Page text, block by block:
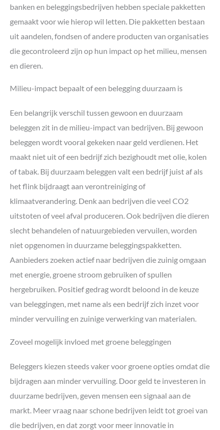
banken en beleggingsbedrijven hebben speciale pakketten
gemaakt voor wie hierop wil letten. Die pakketten bestaan
uit aandelen, fondsen of andere producten van organisaties
die gecontroleerd zijn op hun impact op het milieu, mensen
en dieren.
Milieu-impact bepaalt of een belegging duurzaam is
Een belangrijk verschil tussen gewoon en duurzaam
beleggen zit in de milieu-impact van bedrijven. Bij gewoon
beleggen wordt vooral gekeken naar geld verdienen. Het
maakt niet uit of een bedrijf zich bezighoudt met olie, kolen
of tabak. Bij duurzaam beleggen valt een bedrijf juist af als
het flink bijdraagt aan verontreiniging of
klimaatverandering. Denk aan bedrijven die veel CO2
uitstoten of veel afval produceren. Ook bedrijven die dieren
slecht behandelen of natuurgebieden vervuilen, worden
niet opgenomen in duurzame beleggingspakketten.
Aanbieders zoeken actief naar bedrijven die zuinig omgaan
met energie, groene stroom gebruiken of spullen
hergebruiken. Positief gedrag wordt beloond in de keuze
van beleggingen, met name als een bedrijf zich inzet voor
minder vervuiling en zuinige verwerking van materialen.
Zoveel mogelijk invloed met groene beleggingen
Beleggers kiezen steeds vaker voor groene opties omdat die
bijdragen aan minder vervuiling. Door geld te investeren in
duurzame bedrijven, geven mensen een signaal aan de
markt. Meer vraag naar schone bedrijven leidt tot groei van
die bedrijven, en dat zorgt voor meer innovatie in